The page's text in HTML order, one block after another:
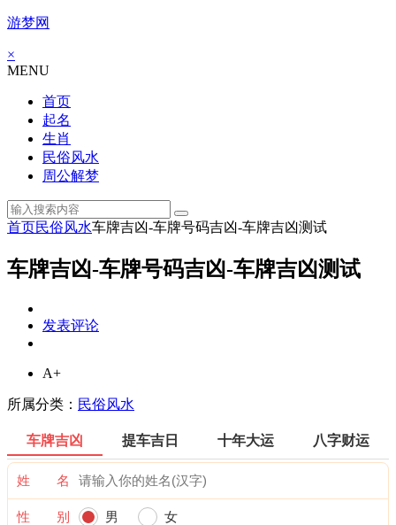
游梦网
×
MENU
首页
起名
生肖
民俗风水
周公解梦
首页民俗风水车牌吉凶-车牌号码吉凶-车牌吉凶测试
车牌吉凶-车牌号码吉凶-车牌吉凶测试
发表评论
A+
所属分类： 民俗风水
车牌吉凶 提车吉日 十年大运 八字财运
姓 名
性 别 男 女